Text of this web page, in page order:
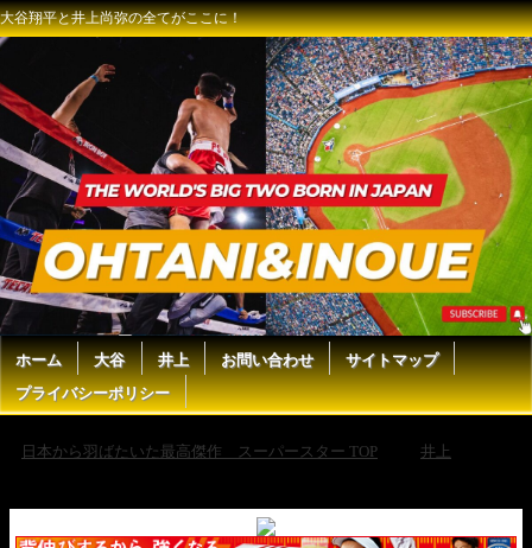
大谷翔平と井上尚弥の全てがここに！
ホーム 大谷 井上 お問い合わせ
サイトマップ
プライバシーポリシー
日本から羽ばたいた最高傑作 スーパースター TOP 井上